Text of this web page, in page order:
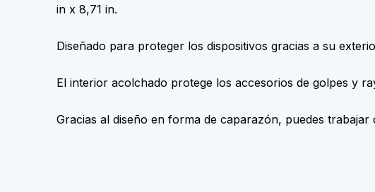
in x 8,71 in.
Diseñado para proteger los dispositivos gracias a su
El interior acolchado protege los accesorios de golpes y
Gracias al diseño en forma de caparazón, puedes trabajar